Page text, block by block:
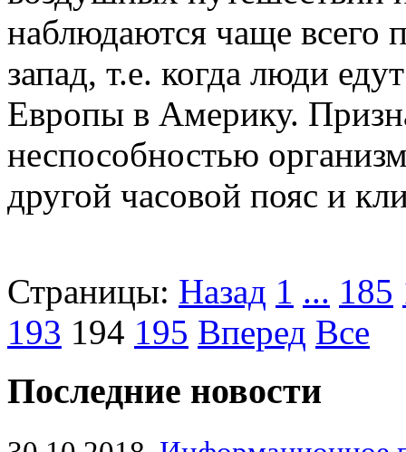
наблюдаются чаще всего
запад, т.е. когда люди
Европы в Америку.
неспособностью
другой часовой пояс и
Страницы: Назад 1 ... 185
193 194 195 Вперед Все
Последние новости